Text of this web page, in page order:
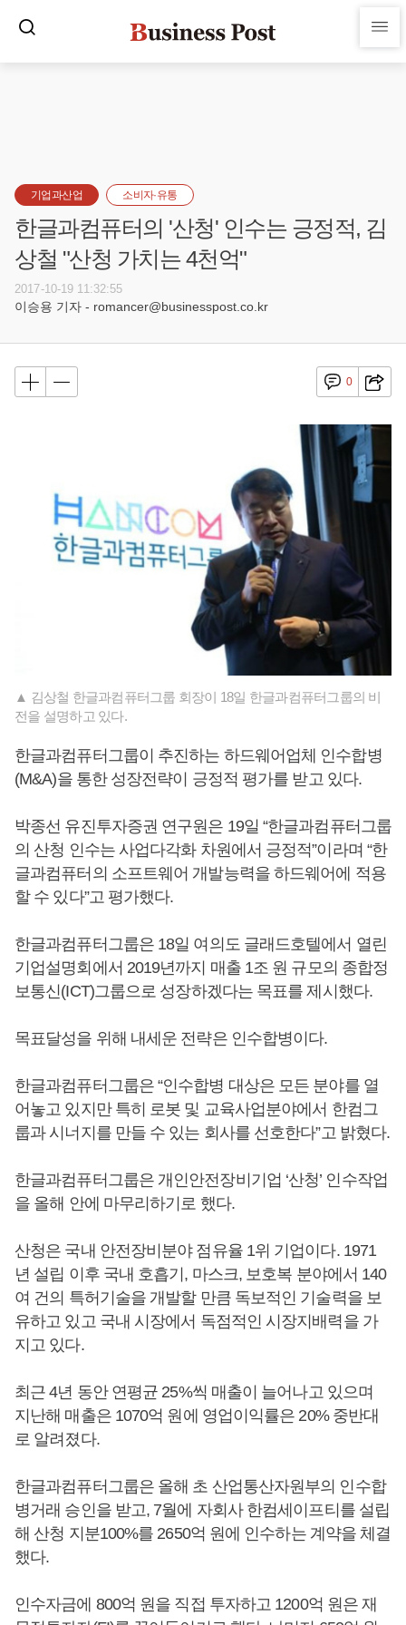
기업과산업 소비자·유통
한글과컴퓨터의 '산청' 인수는 긍정적, 김
상철 "산청 가치는 4천억"
2017-10-19 11:32:55
이승용 기자 - romancer@businesspost.co.kr
0
▲ 김상철 한글과컴퓨터그룹 회장이 18일 한글과컴퓨터그룹의 비
전을 설명하고 있다.
한글과컴퓨터그룹이 추진하는 하드웨어업체 인수합병
(M&A)을 통한 성장전략이 긍정적 평가를 받고 있다.
박종선 유진투자증권 연구원은 19일 “한글과컴퓨터그룹
의 산청 인수는 사업다각화 차원에서 긍정적”이라며 “한
글과컴퓨터의 소프트웨어 개발능력을 하드웨어에 적용
할 수 있다”고 평가했다.
한글과컴퓨터그룹은 18일 여의도 글래드호텔에서 열린
기업설명회에서 2019년까지 매출 1조 원 규모의 종합정
보통신(ICT)그룹으로 성장하겠다는 목표를 제시했다.
목표달성을 위해 내세운 전략은 인수합병이다.
한글과컴퓨터그룹은 “인수합병 대상은 모든 분야를 열
어놓고 있지만 특히 로봇 및 교육사업분야에서 한컴그
룹과 시너지를 만들 수 있는 회사를 선호한다”고 밝혔다.
한글과컴퓨터그룹은 개인안전장비기업 ‘산청’ 인수작업
을 올해 안에 마무리하기로 했다.
산청은 국내 안전장비분야 점유율 1위 기업이다. 1971
년 설립 이후 국내 호흡기, 마스크, 보호복 분야에서 140
여 건의 특허기술을 개발할 만큼 독보적인 기술력을 보
유하고 있고 국내 시장에서 독점적인 시장지배력을 가
지고 있다.
최근 4년 동안 연평균 25%씩 매출이 늘어나고 있으며
지난해 매출은 1070억 원에 영업이익률은 20% 중반대
로 알려졌다.
한글과컴퓨터그룹은 올해 초 산업통산자원부의 인수합
병거래 승인을 받고, 7월에 자회사 한컴세이프티를 설립
해 산청 지분100%를 2650억 원에 인수하는 계약을 체결
했다.
인수자금에 800억 원을 직접 투자하고 1200억 원은 재